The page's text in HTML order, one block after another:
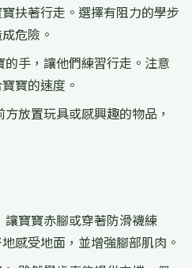
扶著行走。選擇有阻力的學步
危險。
的手，讓他們練習行走。注意
寶的速度。
放置玩具或感興趣的物品，
讓寶寶赤腳或穿著防滑襪練
感受地面，並增強腳部肌肉。